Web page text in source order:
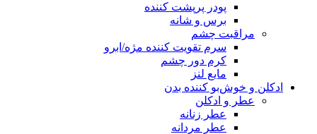
پودر پرپشت کننده
برس و شانه
مراقبت چشم
سرم تقویت کننده مژه/ابرو
کرم دور چشم
مایع لنز
ادکلن و خوش‌بو کننده بدن
عطر و ادکلن
عطر زنانه
عطر مردانه